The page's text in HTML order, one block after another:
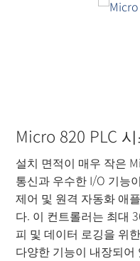
Micro 820 PLC
설치 면적이 매우 작은
통신과 우수한 I/O 기능
제어 및 원격 자동화 애
다. 이 컨트롤러는 최대
피 및 데이터 로깅을 위
다양한 기능이 내장되어